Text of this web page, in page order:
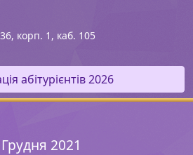
корп. 1, каб. 105
абітурієнтів 2026
2021